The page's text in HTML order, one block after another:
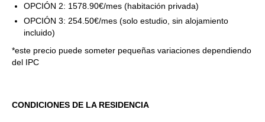
OPCIÓN 2: 1578.90€/mes (habitación privada)
OPCIÓN 3: 254.50€/mes (solo estudio, sin alojamiento
incluido)
*este precio puede someter pequeñas variaciones dependiendo
del IPC
CONDICIONES DE LA RESIDENCIA